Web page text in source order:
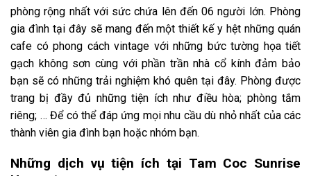
phòng rộng nhất với sức chứa lên đến 06 người lớn. Phòng
gia đình tại đây sẽ mang đến một thiết kế y hệt những quán
cafe có phong cách vintage với những bức tường họa tiết
gạch không sơn cùng với phần trần nhà cổ kính đảm bảo
bạn sẽ có những trải nghiệm khó quên tại đây. Phòng được
trang bị đầy đủ những tiện ích như điều hòa; phòng tắm
riêng; … Để có thể đáp ứng mọi nhu cầu dù nhỏ nhất của các
thành viên gia đình bạn hoặc nhóm bạn.
Những dịch vụ tiện ích tại Tam Coc Sunrise